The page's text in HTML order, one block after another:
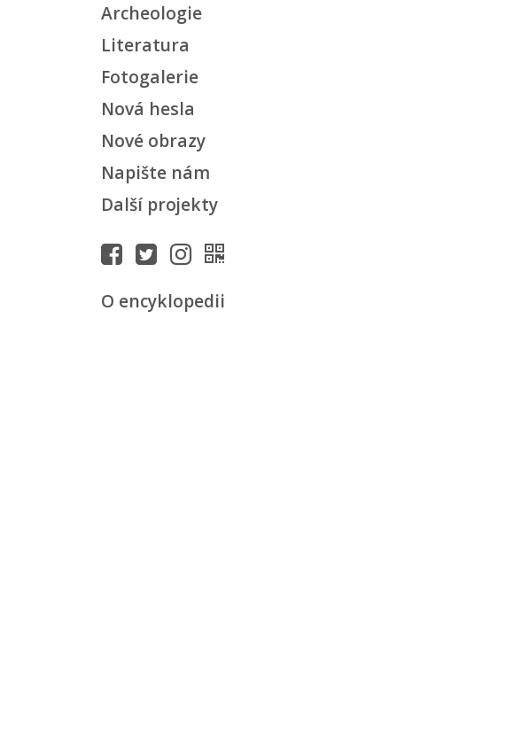
Archeologie
Literatura
Fotogalerie
Nová hesla
Nové obrazy
Napište nám
Další projekty
O encyklopedii